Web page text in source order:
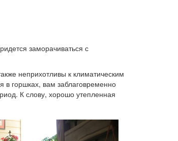
заморачиваться с
неприхотливы к климатическим
горшках, вам заблаговременно
К слову, хорошо утепленная